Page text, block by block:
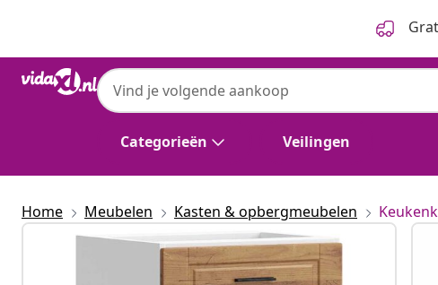
Categorieën Veilingen
Home Meubelen Kasten & opbergmeubelen